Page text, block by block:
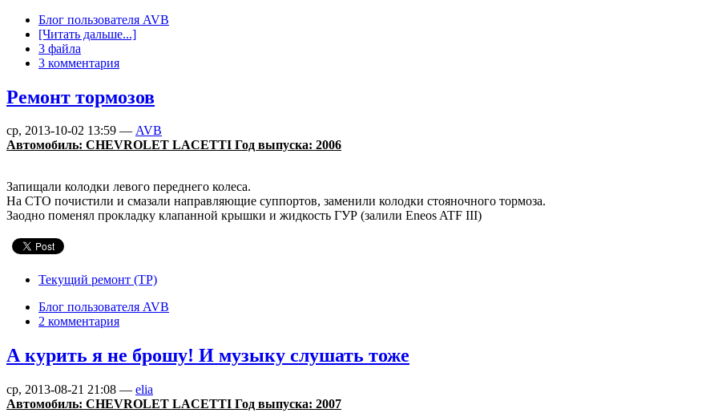
Блог пользователя AVB
[Читать дальше...]
3 файла
3 комментария
Ремонт тормозов
ср, 2013-10-02 13:59 — AVB
Автомобиль: CHEVROLET LACETTI Год выпуска: 2006
Запищали колодки левого переднего колеса.
На СТО почистили и смазали направляющие суппортов, заменили колодки стояночного тормоза.
Заодно поменял прокладку клапанной крышки и жидкость ГУР (залили Eneos ATF III)
Текущий ремонт (ТР)
Блог пользователя AVB
2 комментария
А курить я не брошу! И музыку слушать тоже
ср, 2013-08-21 21:08 — elia
Автомобиль: CHEVROLET LACETTI Год выпуска: 2007